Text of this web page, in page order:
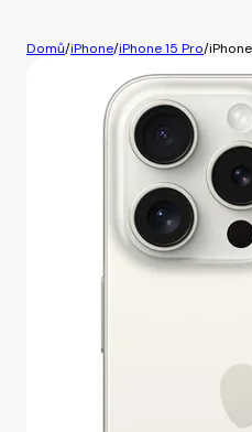
Domů/iPhone/iPhone 15 Pro/